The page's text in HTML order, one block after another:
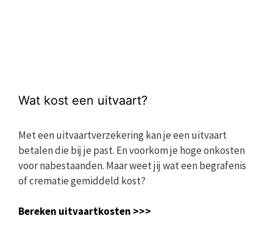
Wat kost een uitvaart?
Met een uitvaartverzekering kan je een uitvaart
betalen die bij je past. En voorkom je hoge onkosten
voor nabestaanden. Maar weet jij wat een begrafenis
of crematie gemiddeld kost?
Bereken uitvaartkosten >>>